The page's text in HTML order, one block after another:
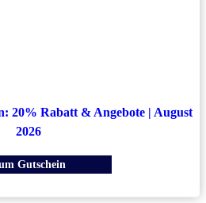
20% Rabatt & Angebote | August
2026
Gutschein